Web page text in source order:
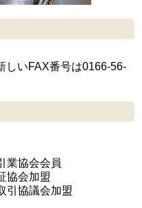
しいFAX番号は0166-56-
業協会会員
協会加盟
引協議会加盟